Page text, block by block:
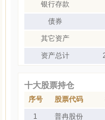
银行存款
债券
其它资产
资产总计
十大股票持仓
序号 股票代码
1
普冉股份